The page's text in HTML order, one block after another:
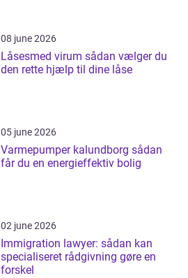
08 june 2026
Låsesmed virum sådan vælger du
den rette hjælp til dine låse
05 june 2026
Varmepumper kalundborg sådan
får du en energieffektiv bolig
02 june 2026
Immigration lawyer: sådan kan
specialiseret rådgivning gøre en
forskel